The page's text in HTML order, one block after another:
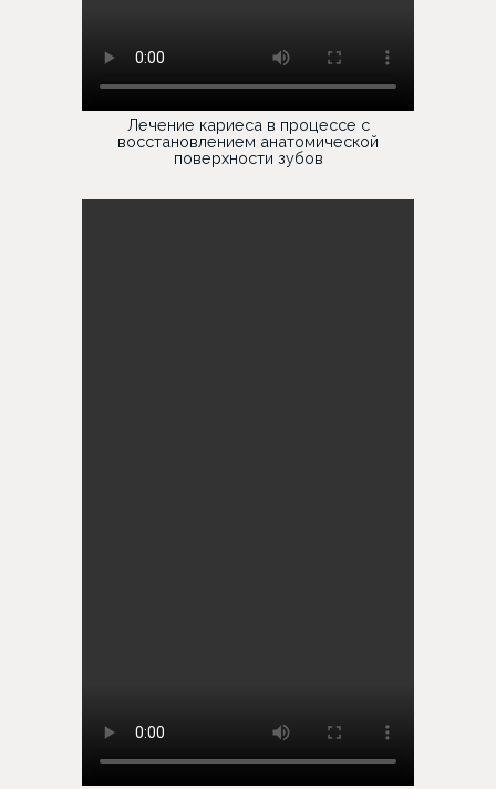
Лечение кариеса в процессе с
восстановлением анатомической
поверхности зубов